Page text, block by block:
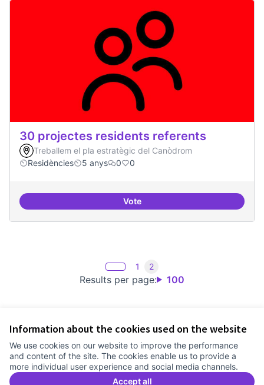
Information about the cookies used on the website
We use cookies on our website to improve the performance
and content of the site. The cookies enable us to provide a
more individual user experience and social media channels.
Accept all
30 projectes residents referents
Treballem el pla estratègic del Canòdrom
Residències
5 anys 0 0
Vote30 projectes residents referents
Results per page: 100
1 2
Cookie settings
Comunitat Canòdrom at Facebook
(External link)
Comunitat Canòdrom at Instagram
(External link)
Comunitat Canòdrom at YouTube
(External link)
English
Triar la llenguaElegir el idiomaChoose language